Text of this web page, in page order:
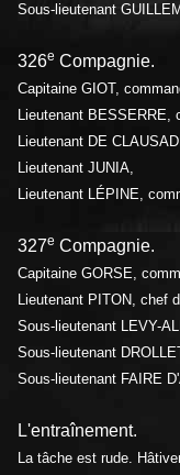
Sous-lieutenant
326e Compagnie.
Capitaine GIOT,
Lieutenant BESSERRE,
Lieutenant DE
Lieutenant JUNIA,
Lieutenant LÉPINE,
327e Compagnie.
Capitaine GORSE,
Lieutenant PITON, chef
Sous-lieutenant LEVY-
Sous-lieutenant
Sous-lieutenant FAIRE
L'entraînement.
La tâche est rude.